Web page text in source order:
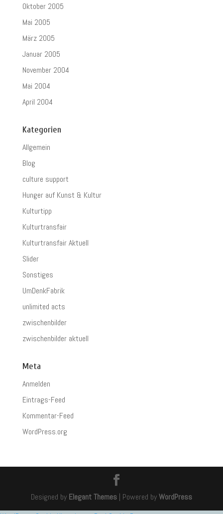
Oktober 2005
Mai 2005
März 2005
Januar 2005
November 2004
Mai 2004
April 2004
Kategorien
Allgemein
Blog
culture support
Hunger auf Kunst & Kultur
Kulturtipp
Kulturtransfair
Kulturtransfair Aktuell
Slider
Sonstiges
UmDenkFabrik
unlimited acts
zwischenbilder
zwischenbilder aktuell
Meta
Anmelden
Eintrags-Feed
Kommentar-Feed
WordPress.org
Designed by Elegant Themes| Powered byWordPress